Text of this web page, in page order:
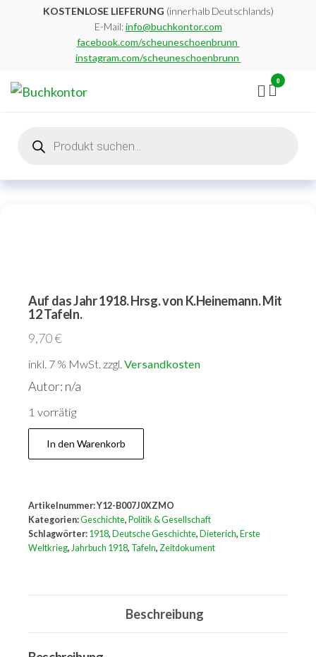
KOSTENLOSE LIEFERUNG (innerhalb Deutschlands)
E-Mail:info@buchkontor.com
facebook.com/scheuneschoenbrunn
instagram.com/scheuneschoenbrunn
0
search
Auf das Jahr 1918. Hrsg. von K.Heinemann. Mit
12 Tafeln.
9,70€
inkl. 7 % MwSt. zzgl. Versandkosten
Autor: n/a
1 vorrätig
Auf
das
Hrsg.
von
K.Heinemann.
In den Warenkorb
Artikelnummer:Y12-B007J0XZMO
Kategorien:Geschichte, Politik & Gesellschaft
Schlagwörter: 1918, Deutsche Geschichte, Dieterich, Erste
Weltkrieg, Jahrbuch 1918, Tafeln, Zeitdokument
Beschreibung